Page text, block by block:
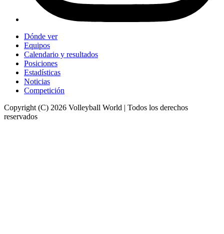
Dónde ver
Equipos
Calendario y resultados
Posiciones
Estadísticas
Noticias
Competición
Copyright (C) 2026 Volleyball World | Todos los derechos
reservados